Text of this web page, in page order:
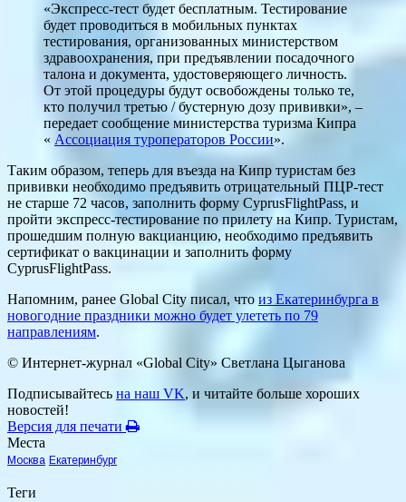
«Экспресс-тест будет бесплатным. Тестирование
будет проводиться в мобильных пунктах
тестирования, организованных министерством
здравоохранения, при предъявлении посадочного
талона и документа, удостоверяющего личность.
От этой процедуры будут освобождены только те,
кто получил третью / бустерную дозу прививки», –
передает сообщение министерства туризма Кипра
« Ассоциация туроператоров России».
Таким образом, теперь для въезда на Кипр туристам без
прививки необходимо предъявить отрицательный ПЦР-тест
не старше 72 часов, заполнить форму CyprusFlightPass, и
пройти экспресс-тестирование по прилету на Кипр. Туристам,
прошедшим полную вакцианцию, необходимо предъявить
сертификат о вакцинации и заполнить форму
CyprusFlightPass.
Напомним, ранее Global City писал, что из Екатеринбурга в
новогодние праздники можно будет улететь по 79
направлениям.
© Интернет-журнал «Global City» Светлана Цыганова
Подписывайтесь на наш VK, и читайте больше хороших
новостей!
Версия для печати
Места
Москва Екатеринбург
Теги